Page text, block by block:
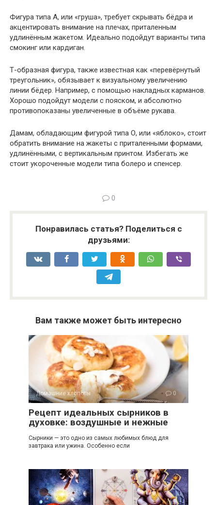
Фигура типа А, или «груша», требует скрывать бёдра и
акцентировать внимание на плечах, приталенным
удлинённым жакетом. Идеально подойдут варианты типа
смокинг или кардиган.
Т-образная фигура, также известная как «перевёрнутый
треугольник», обязывает к визуальному увеличению
линии бёдер. Например, с помощью накладных карманов.
Хорошо подойдут модели с пояском, и абсолютно
противопоказаны увеличенные в объёме рукава.
Дамам, обладающим фигурой типа О, или «яблоко», стоит
обратить внимание на жакеты с приталенными формами,
удлинёнными, с вертикальным принтом. Избегать же
стоит укороченные модели типа болеро и спенсер.
0
Понравилась статья? Поделиться с
друзьями:
Вам также может быть интересно
Домашние хлопоты 0
Рецепт идеальных сырников в
духовке: воздушные и нежные
Сырники — это одно из самых любимых блюд для
завтрака или ужина. Особенно если